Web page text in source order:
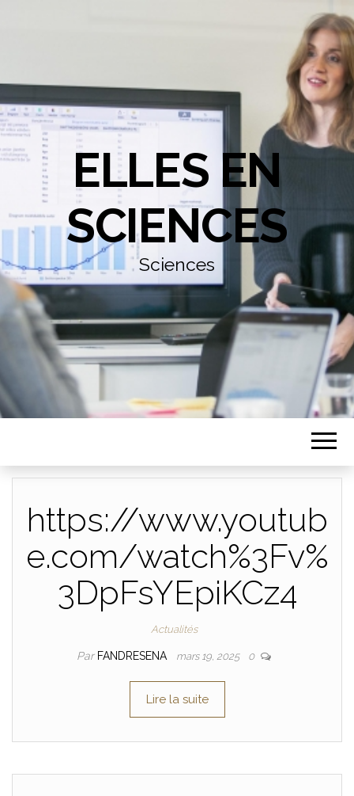
ELLES EN
SCIENCES
Sciences
https://www.youtub
e.com/watch%3Fv%
3DpFsYEpiKCz4
Actualités
Par FANDRESENA mars 19, 2025 0
Lire la suite